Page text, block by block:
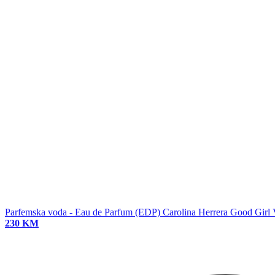
Parfemska voda - Eau de Parfum (EDP) Carolina Herrera Good Girl
230 KM